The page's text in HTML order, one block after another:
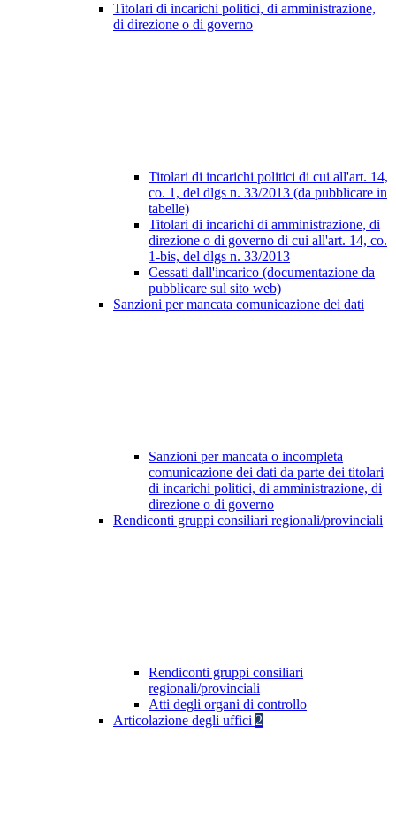
Titolari di incarichi politici, di amministrazione,
di direzione o di governo
Titolari di incarichi politici di cui all'art. 14,
co. 1, del dlgs n. 33/2013 (da pubblicare in
tabelle)
Titolari di incarichi di amministrazione, di
direzione o di governo di cui all'art. 14, co.
1-bis, del dlgs n. 33/2013
Cessati dall'incarico (documentazione da
pubblicare sul sito web)
Sanzioni per mancata comunicazione dei dati
Sanzioni per mancata o incompleta
comunicazione dei dati da parte dei titolari
di incarichi politici, di amministrazione, di
direzione o di governo
Rendiconti gruppi consiliari regionali/provinciali
Rendiconti gruppi consiliari
regionali/provinciali
Atti degli organi di controllo
Articolazione degli uffici 2